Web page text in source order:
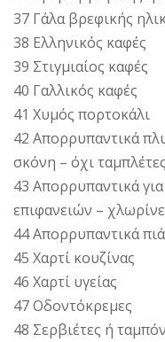
37 Γάλα βρεφικής
38 Ελληνικός καφές
39 Στιγμιαίος καφές
40 Γαλλικός καφές
41 Χυμός πορτοκάλι
42 Απορρυπαντικά
σκόνη – όχι
43 Απορρυπαντικά
επιφανειών –
44 Απορρυπαντικά
45 Χαρτί κουζίνας
46 Χαρτί υγείας
47 Οδοντόκρεμες
48 Σερβιέτες ή ταμπόν